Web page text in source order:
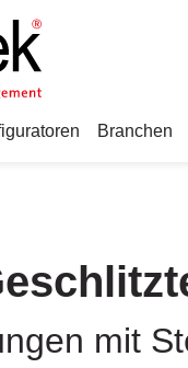
Branchen
mit